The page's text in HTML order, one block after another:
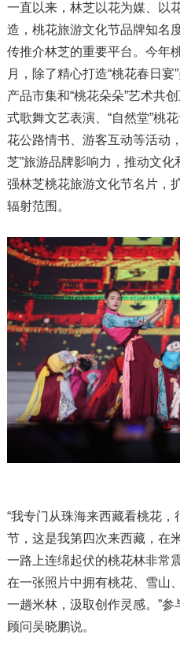
一直以来，林芝以花为媒、以
造，桃花旅游文化节品牌知名
传推介林芝的重要平台。今年
月，除了精心打造“桃花春日宴
产品市集和“桃花朵朵”艺术共
式歌舞文艺表演、“自然堂”桃
花公路情书、游客互动等活动
芝”旅游品牌影响力，推动文
强林芝桃花旅游文化节名片，
辐射范围。
“我专门从珠海来西藏看桃花
节，这是我第四次来西藏，在
一路上连绵起伏的桃花林非常
在一张照片中拥有桃花、雪山
一趟米林，汲取创作灵感。”
顾问吴晓鹏说。